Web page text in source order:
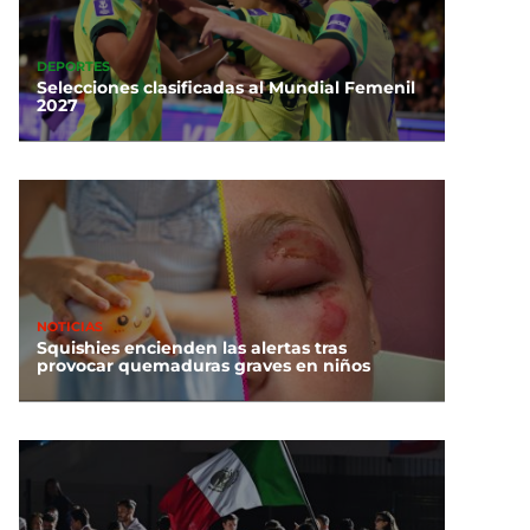
DEPORTES
Selecciones clasificadas al Mundial Femenil
2027
NOTICIAS
Squishies encienden las alertas tras
provocar quemaduras graves en niños